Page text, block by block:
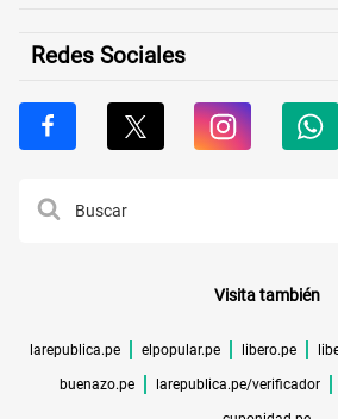
Redes Sociales
Visita también
larepublica.pe elpopular.pe libero.pe
buenazo.pe larepublica.pe/verificador